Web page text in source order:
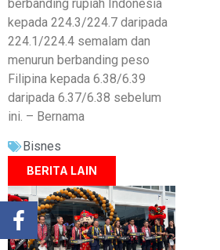
berbanding rupiah Indonesia
kepada 224.3/224.7 daripada
224.1/224.4 semalam dan
menurun berbanding peso
Filipina kepada 6.38/6.39
daripada 6.37/6.38 sebelum
ini. – Bernama
Bisnes
BERITA LAIN